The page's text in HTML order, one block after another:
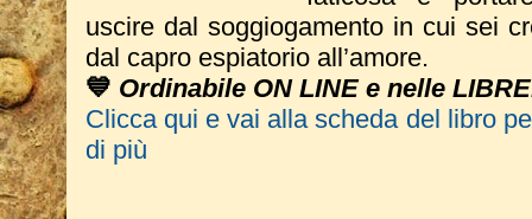
uscire dal soggiogamento in cui sei
dal capro espiatorio all’amore.
💙 Ordinabile ON LINE e nelle
Clicca qui e vai alla scheda del libro
di più